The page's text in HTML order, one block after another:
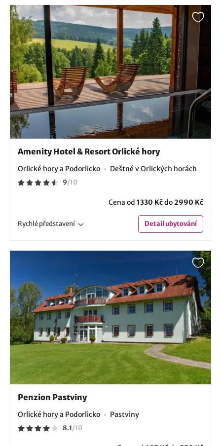
Amenity Hotel & Resort Orlické hory
Orlické hory a Podorlicko Deštné v Orlických horách
9/10
Cena od 1330 Kčdo2990 Kč
Rychlépředstavení Detailubytování
Penzion Pastviny
Orlické hory a Podorlicko Pastviny
8.1/10